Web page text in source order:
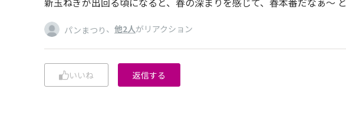
パンまつり 、 他2人がリアクション
いいね 返信する